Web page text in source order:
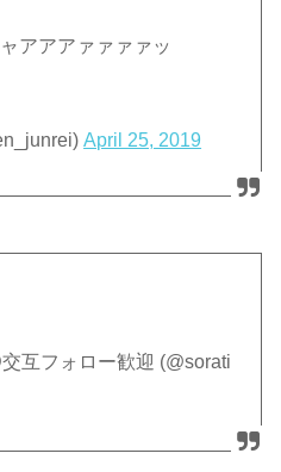
アアアァァァァッ
April 25, 2019
互フォロー歓迎 (@sorati